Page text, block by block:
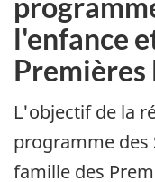
l'enfance
Premières
L'objectif de la
programme des
famille des